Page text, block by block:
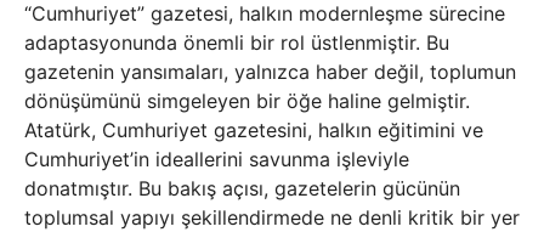
“Cumhuriyet” gazetesi, halkın modernleşme sürecine
adaptasyonunda önemli bir rol üstlenmiştir. Bu
gazetenin yansımaları, yalnızca haber değil, toplumun
dönüşümünü simgeleyen bir öğe haline gelmiştir.
Atatürk, Cumhuriyet gazetesini, halkın eğitimini ve
Cumhuriyet’in ideallerini savunma işleviyle
donatmıştır. Bu bakış açısı, gazetelerin gücünün
toplumsal yapıyı şekillendirmede ne denli kritik bir yer